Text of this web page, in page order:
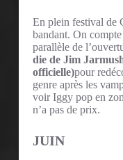
En plein festival de
bandant. On
parallèle de
die de Jim
officielle)pour
genre après les
voir Iggy pop en
n’a pas de prix.
JUIN